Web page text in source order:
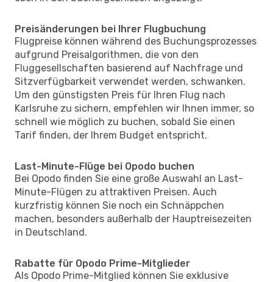
Preisänderungen bei Ihrer Flugbuchung
Flugpreise können während des Buchungsprozesses
aufgrund Preisalgorithmen, die von den
Fluggesellschaften basierend auf Nachfrage und
Sitzverfügbarkeit verwendet werden, schwanken.
Um den günstigsten Preis für Ihren Flug nach
Karlsruhe zu sichern, empfehlen wir Ihnen immer, so
schnell wie möglich zu buchen, sobald Sie einen
Tarif finden, der Ihrem Budget entspricht.
Last-Minute-Flüge bei Opodo buchen
Bei Opodo finden Sie eine große Auswahl an Last-
Minute-Flügen zu attraktiven Preisen. Auch
kurzfristig können Sie noch ein Schnäppchen
machen, besonders außerhalb der Hauptreisezeiten
in Deutschland.
Rabatte für Opodo Prime-Mitglieder
Als Opodo Prime-Mitglied können Sie exklusive